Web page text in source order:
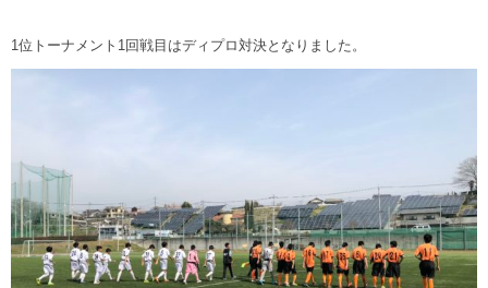
1位トーナメント1回戦目はディプロ対決となりました。